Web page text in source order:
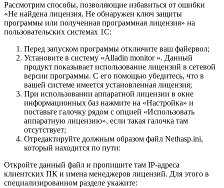
Рассмотрим способы, позволяющие избавиться от ошибки
«Не найдена лицензия. Не обнаружен ключ защиты
программы или полученная программная лицензия» на
пользовательских системах 1С:
Перед запуском программы отключите ваш файервол;
Установите в систему «Alladin monitor ». Данный
продукт показывает использование лицензий в сетевой
версии программы. С его помощью убедитесь, что в
вашей системе имеется установленная лицензия;
При использовании аппаратной лицензии в окне
информационных баз нажмите на «Настройка» и
поставьте галочку рядом с опцией «Использовать
аппаратную лицензию», если такая галочка там
отсутствует;
Отредактируйте должным образом файл Nethasp.ini,
который находится по пути:
Откройте данный файл и пропишите там IP-адреса
клиентских ПК и имена менеджеров лицензий. Для этого в
специализированном разделе укажите: